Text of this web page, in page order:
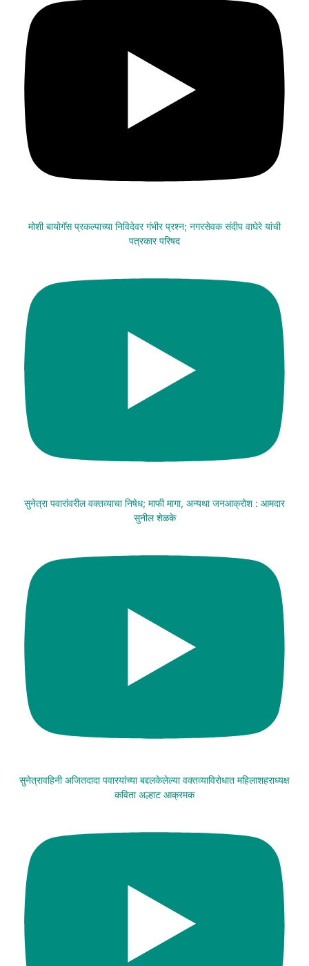
मोशी बायोगॅस प्रकल्पाच्या निविदेवर गंभीर प्रश्न; नगरसेवक संदीप वाघेरे यांची
पत्रकार परिषद
सुनेत्रा पवारांवरील वक्तव्याचा निषेध; माफी मागा, अन्यथा जनआक्रोश : आमदार
सुनील शेळके
सुनेत्रावहिनी अजितदादा पवारयांच्या बद्दलकेलेल्या वक्तव्याविरोधात महिलाशहराध्यक्ष
कविता अल्हाट आक्रमक